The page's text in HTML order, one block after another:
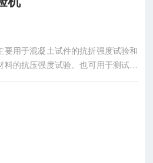
要用于混凝土试件的抗折强度试验和
的抗压强度试验。也可用于测试砂
块等非金属材料的抗压强度。产品符
荷Z大值显示，以及过载保护和断电